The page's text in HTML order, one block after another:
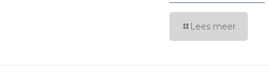
Lees meer